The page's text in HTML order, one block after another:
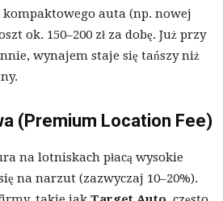
auta (np. nowej
ok. 150–200 zł za dobę. Już przy
wynajem staje się tańszy niż
(Premium Location Fee)
na lotniskach płacą wysokie
na narzut (zazwyczaj 10–20%).